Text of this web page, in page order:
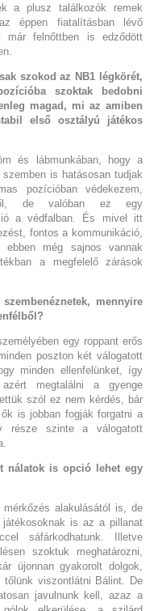
a plusz találkozók remek
éppen fiatalításban lévő
már felnőttben is edződött
szokod az NB1 légkörét,
szoktak bedobni
magad, mi az amiben
első osztályú játékos
és lábmunkában, hogy a
is hatásosan tudjak
pozícióban védekezem,
de valóban ez egy
a védfalban. És mivel itt
fontos a kommunikáció,
még sajnos vannak
a megfelelő zárások
mennyire
egy roppant erős
poszton két válogatott
minden ellenfelünket, így
megtalálni a gyenge
szól ez nem kérdés, bár
is jobban fogják forgatni a
része szinte a válogatott
nálatok is opció lehet egy
alakulásától is, de
is az a pillanat
sáfárkodhatunk. Illetve
szoktuk meghatározni,
újonnan gyakorolt dolgok,
viszontlátni Bálint. De
javulnunk kell, azaz a